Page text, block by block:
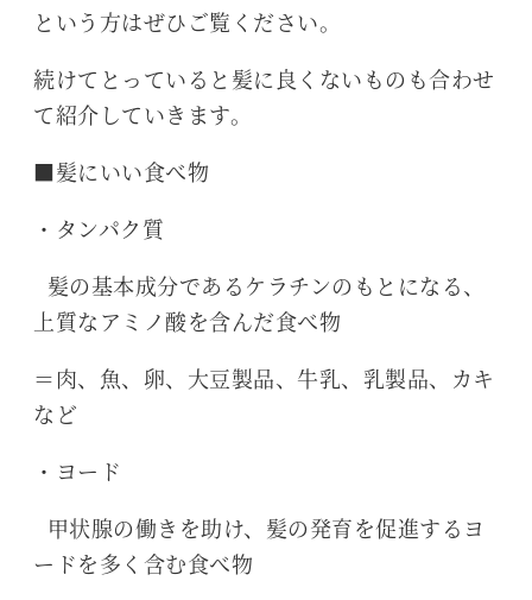
という方はぜひご覧ください。
続けてとっていると髪に良くないものも合わせ
て紹介していきます。
■髪にいい食べ物
・タンパク質
髪の基本成分であるケラチンのもとになる、
上質なアミノ酸を含んだ食べ物
＝肉、魚、卵、大豆製品、牛乳、乳製品、カキ
など
・ヨード
甲状腺の働きを助け、髪の発育を促進するヨ
ードを多く含む食べ物